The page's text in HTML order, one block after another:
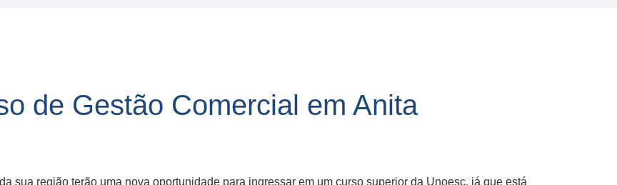
de Gestão Comercial em Anita
sua região terão uma nova oportunidade para ingressar em um curso superior da Unoesc, já que está